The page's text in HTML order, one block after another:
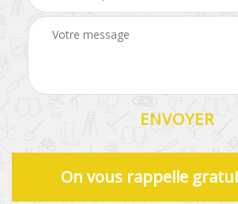
On vous rappelle